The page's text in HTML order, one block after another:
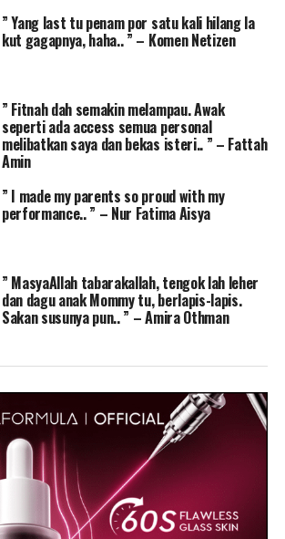
” Yang last tu penam por satu kali hilang la
kut gagapnya, haha.. ” – Komen Netizen
” Fitnah dah semakin melampau. Awak
seperti ada access semua personal
melibatkan saya dan bekas isteri.. ” – Fattah
Amin
” I made my parents so proud with my
performance.. ” – Nur Fatima Aisya
” MasyaAllah tabarakallah, tengok lah leher
dan dagu anak Mommy tu, berlapis-lapis.
Sakan susunya pun.. ” – Amira Othman